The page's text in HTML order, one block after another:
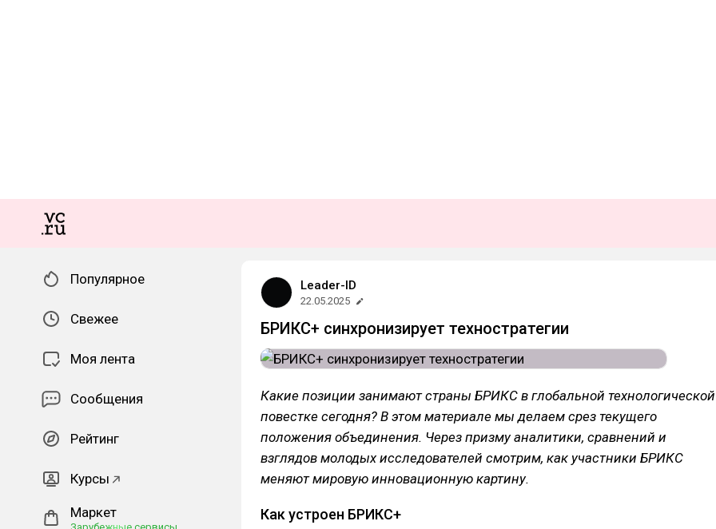
Популярное
Свежее
Моя лента
Сообщения
Рейтинг
Курсы
Маркет
Leader-ID
22.05.2025
БРИКС+ синхронизирует техностратегии
Какие позиции занимают страны БРИКС в глобальной технологической
повестке сегодня? В этом материале мы делаем срез текущего
положения объединения. Через призму аналитики, сравнений и
взглядов молодых исследователей смотрим, как участники БРИКС
меняют мировую инновационную картину.
Как устроен БРИКС+